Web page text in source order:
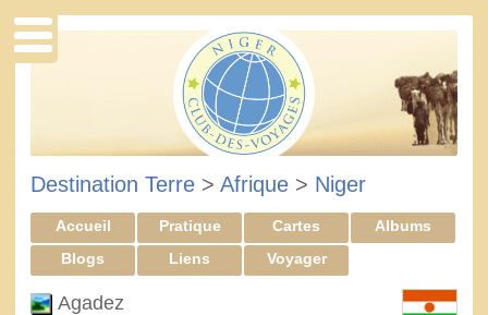
Destination Terre > Afrique > Niger
Accueil Pratique Cartes
Albums
Blogs
Liens Voyager
Agadez